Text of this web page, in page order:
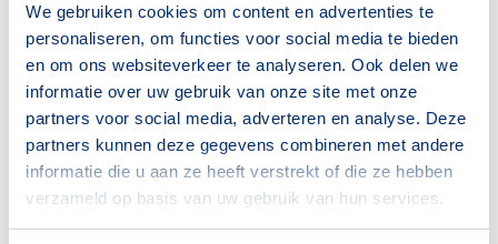
We gebruiken cookies om content en advertenties te
personaliseren, om functies voor social media te bieden
en om ons websiteverkeer te analyseren. Ook delen we
informatie over uw gebruik van onze site met onze
partners voor social media, adverteren en analyse. Deze
partners kunnen deze gegevens combineren met andere
informatie die u aan ze heeft verstrekt of die ze hebben
verzameld op basis van uw gebruik van hun services.
45–65 jaar
1638
65+ jaar
458
Bron: CBS
Huishoudens